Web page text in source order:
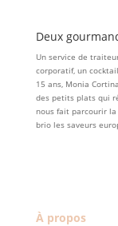
Deux
Un service de
corporatif, un
15 ans, Monia
des petits plats qui
nous fait parcourir
brio les saveurs
À propos